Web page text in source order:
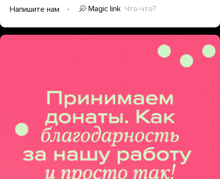
Напишите нам
Magic link Что-что?